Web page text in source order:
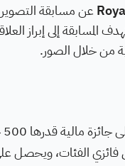
المسابقة إلى إبراز
من خلال الصور.
قدرها 500 جنيه إسترليني.
ويحصل على 500 جنيه إسترليني